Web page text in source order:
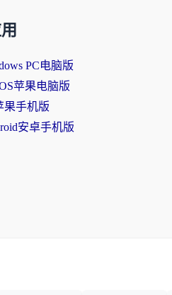
PC电脑版
苹果电脑版
果手机版
安卓手机版